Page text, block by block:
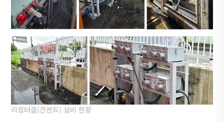
리셉터클(컨센트) 설비 현황